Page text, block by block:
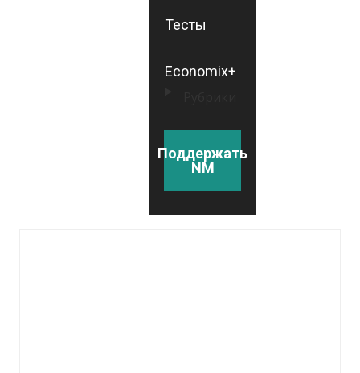
Тесты
Economix+
Поддержать
NM